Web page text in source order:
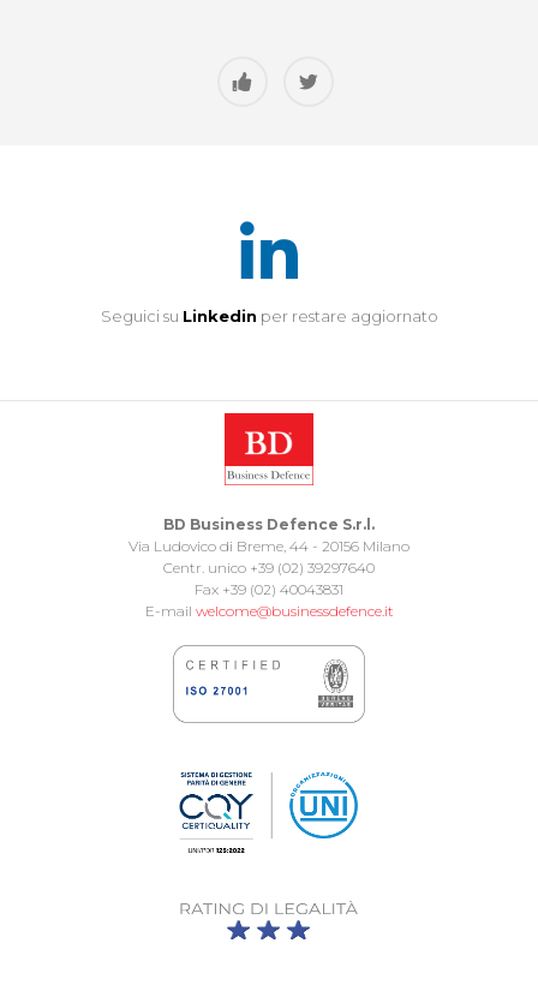
Seguici su Linkedin per restare aggiornato
BD Business Defence S.r.l.
Via Ludovico di Breme, 44 - 20156 Milano
Centr. unico +39 (02) 39297640
Fax +39 (02) 40043831
E-mail welcome@businessdefence.it